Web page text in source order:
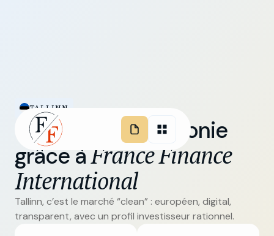
TALLINN
Investissez en Estonie
grâce àFrance Finance
International
Tallinn, c’est le marché “clean” : européen, digital,
transparent, avec un profil investisseur rationnel.